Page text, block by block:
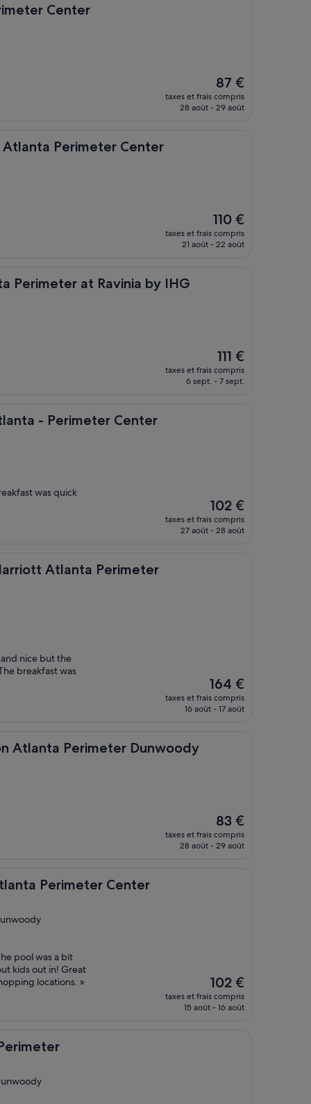
Center
Le
nouveau
prix
87 €
taxes et frais compris
28 août - 29 août
Perimeter Center
Center
Le
nouveau
prix
110 €
taxes et frais compris
21 août - 22 août
Perimeter at Ravinia by IHG
at Ravinia by IHG
Le
nouveau
prix
111 €
taxes et frais compris
6 sept. - 7 sept.
- Perimeter Center
Center
was quick
Le
nouveau
prix
102 €
taxes et frais compris
27 août - 28 août
Atlanta Perimeter
Perimeter Center/Dunwoody
nice but the
breakfast was
Le
nouveau
prix
164 €
taxes et frais compris
16 août - 17 août
Atlanta Perimeter Dunwoody
Perimeter Dunwoody
Le
nouveau
prix
83 €
taxes et frais compris
28 août - 29 août
Perimeter Center
Center
pool was a bit
kids out in! Great
locations. »
Le
nouveau
prix
102 €
taxes et frais compris
15 août - 16 août